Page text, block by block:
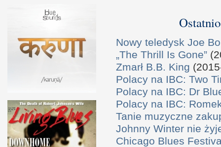
Nowy teledysk Joe
„The Thrill Is Gone”
Zmarł B.B. King
Polacy na IBC: Two
Polacy na IBC: Dr
Polacy na IBC:
Tanie muzyczne
Johnny Winter nie
Chicago Blues